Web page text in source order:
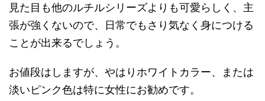
見た目も他のルチルシリーズよりも可愛らしく、主
張が強くないので、日常でもさり気なく身につける
ことが出来るでしょう。
お値段はしますが、やはりホワイトカラー、または
淡いピンク色は特に女性にお勧めです。